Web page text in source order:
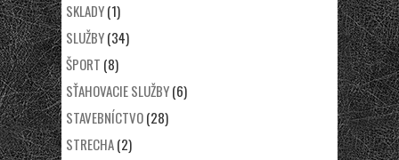
SKLADY(1)
SLUŽBY(34)
ŠPORT (8)
SŤAHOVACIE SLUŽBY(6)
STAVEBNÍCTVO(28)
STRECHA(2)